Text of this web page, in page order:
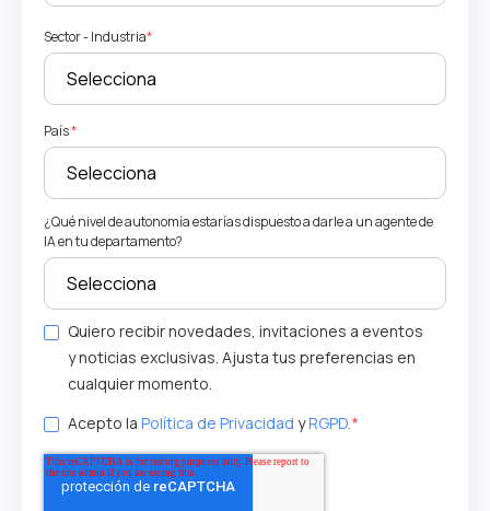
Sector - Industria*
País*
¿Qué nivel de autonomía estarías dispuesto a darle a un agente de
IA en tu departamento?
Quiero recibir novedades, invitaciones a eventos
y noticias exclusivas. Ajusta tus preferencias en
cualquier momento.
Acepto la Política de Privacidad yRGPD.*